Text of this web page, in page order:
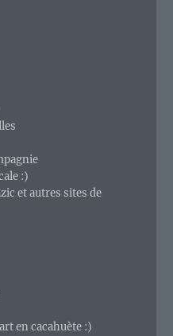
:)
et autres sites de
en cacahuète :)